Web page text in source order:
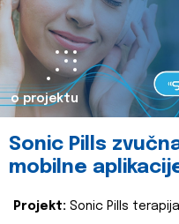
o projektu
Sonic Pills
mobilne
Projekt: Sonic Pills terapija